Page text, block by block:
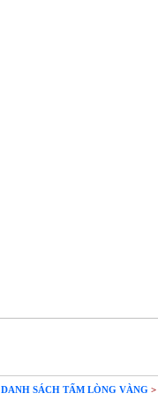
DANH SÁCH TẤM LÒNG VÀNG>